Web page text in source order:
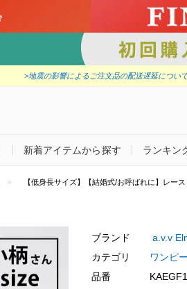
>地震の影響によるご注文品の配送遅延につい
新着アイテムから探す ランキン
【低身長サイズ】【結婚式/お呼ばれに】レー
ブランド
a.v.v
カテゴリ
ワンピ
品番